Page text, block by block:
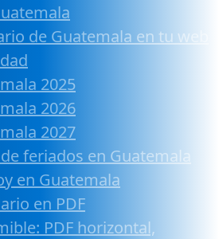
de Guatemala en tu web
2025
2026
2027
feriados en Guatemala
en Guatemala
en PDF
PDF horizontal,